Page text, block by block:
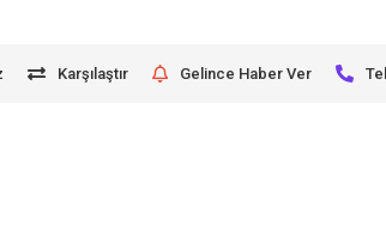
Karşılaştır Gelince Haber Ver